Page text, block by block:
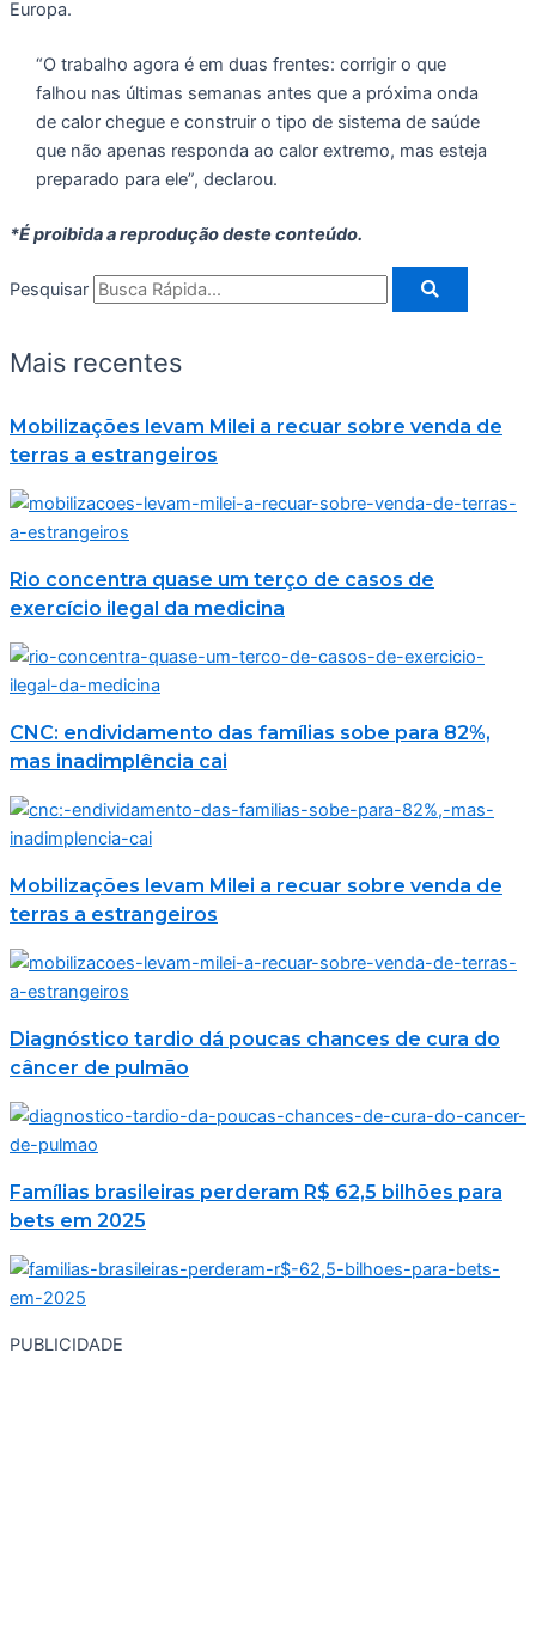
Europa.
“O trabalho agora é em duas frentes: corrigir o que
falhou nas últimas semanas antes que a próxima onda
de calor chegue e construir o tipo de sistema de saúde
que não apenas responda ao calor extremo, mas esteja
preparado para ele”, declarou.
*É proibida a reprodução deste conteúdo.
Pesquisar
Mais recentes
Mobilizações levam Milei a recuar sobre venda de
terras a estrangeiros
Rio concentra quase um terço de casos de
exercício ilegal da medicina
CNC: endividamento das famílias sobe para 82%,
mas inadimplência cai
Mobilizações levam Milei a recuar sobre venda de
terras a estrangeiros
Diagnóstico tardio dá poucas chances de cura do
câncer de pulmão
Famílias brasileiras perderam R$ 62,5 bilhões para
bets em 2025
PUBLICIDADE